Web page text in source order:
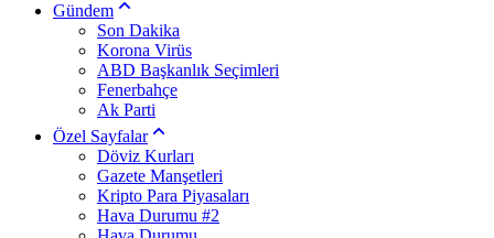
Gündem
Son Dakika
Korona Virüs
ABD Başkanlık Seçimleri
Fenerbahçe
Ak Parti
Özel Sayfalar
Döviz Kurları
Gazete Manşetleri
Kripto Para Piyasaları
Hava Durumu #2